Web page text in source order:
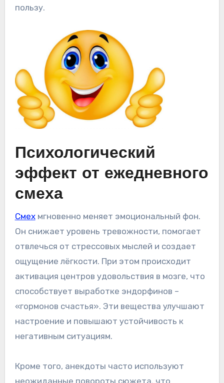
пользу.
Психологический
эффект от ежедневного
смеха
Смехмгновенно меняет эмоциональный фон.
Он снижает уровень тревожности, помогает
отвлечься от стрессовых мыслей и создает
ощущение лёгкости. При этом происходит
активация центров удовольствия в мозге, что
способствует выработке эндорфинов –
«гормонов счастья». Эти вещества улучшают
настроение и повышают устойчивость к
негативным ситуациям.
Кроме того, анекдоты часто используют
неожиданные повороты сюжета, что